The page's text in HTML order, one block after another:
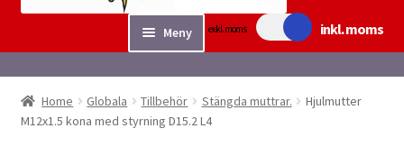
exkl. moms inkl. moms
Meny
Sök/bygg Spacers
Tillbehör
Home Globala Tillbehör Stängda muttrar.
Hjulmutter
M12x1.5 kona med styrning D15.2 L4